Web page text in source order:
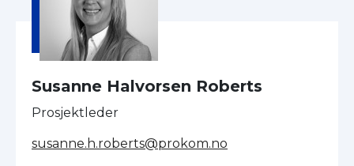
Susanne Halvorsen Roberts
Prosjektleder
susanne.h.roberts@prokom.no